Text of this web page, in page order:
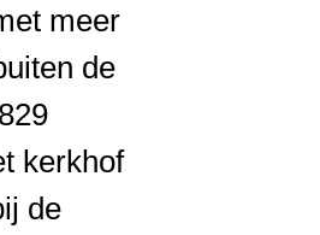
meer
de
kerkhof
de